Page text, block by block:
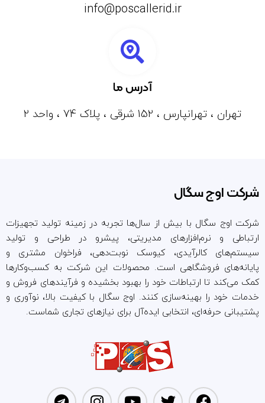
info@poscallerid.ir
آدرس ما
تهران ، تهرانپارس ، 152 شرقی ، پلاک 74 ، واحد 2
شرکت اوج سگال
شرکت اوج سگال با بیش از سال‌ها تجربه در زمینه تولید تجهیزات
ارتباطی و نرم‌افزارهای مدیریتی، پیشرو در طراحی و تولید
سیستم‌های کالرآیدی، کیوسک نوبت‌دهی، فراخوان مشتری و
پایانه‌های فروشگاهی است. محصولات این شرکت به کسب‌وکارها
کمک می‌کند تا ارتباطات خود را بهبود بخشیده و فرآیندهای فروش و
خدمات خود را بهینه‌سازی کنند. اوج سگال با کیفیت بالا، نوآوری و
پشتیبانی حرفه‌ای، انتخابی ایده‌آل برای نیازهای تجاری شماست.